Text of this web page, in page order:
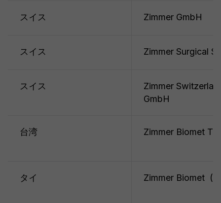
スイス Zimmer GmbH
スイス Zimmer Surgical
スイス
Zimmer
GmbH
台湾 Zimmer Biomet
タイ Zimmer Biomet